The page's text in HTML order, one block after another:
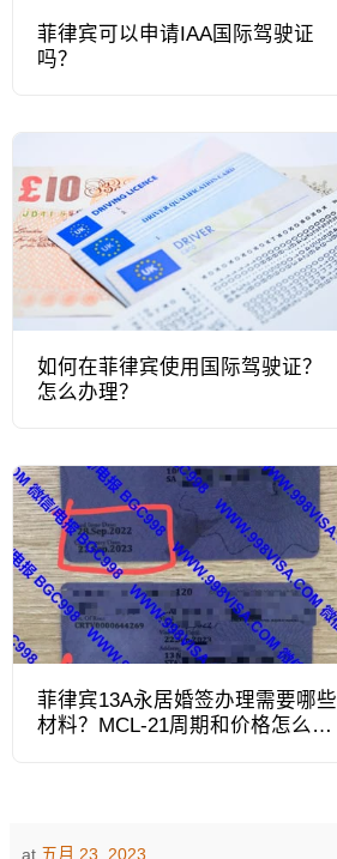
菲律宾可以申请IAA国际驾驶证
吗？
如何在菲律宾使用国际驾驶证？
怎么办理？
菲律宾13A永居婚签办理需要哪些
材料？MCL-21周期和价格怎么
at 五月 23, 2023